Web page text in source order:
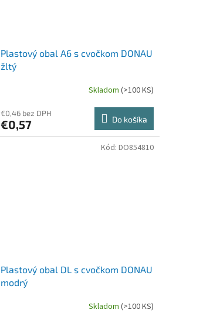
Plastový obal A6 s cvočkom DONAU
žltý
Skladom (>100 KS)
€0,46 bez DPH
€0,57 Do košíka
Plastový obal DL s cvočkom DONAU
modrý
Skladom (>100 KS)
Kód: DO854810